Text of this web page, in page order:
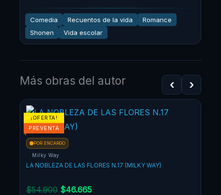
Comedia Recuentos de la vida
Romance
Shonen
Vida escolar
Más obras del autor ‹ ›
¡OFERTA!
PREVENTA
POR ENCARGO
Milky Way
LA NOBLEZA DE LAS FLORES N.17 (MILKY WAY)
$54.900
original
era:
$54.900.
$46.665
$46.665.